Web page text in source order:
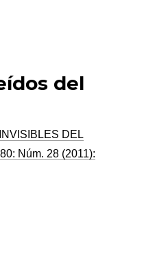
del
DEL
Núm. 28 (2011):